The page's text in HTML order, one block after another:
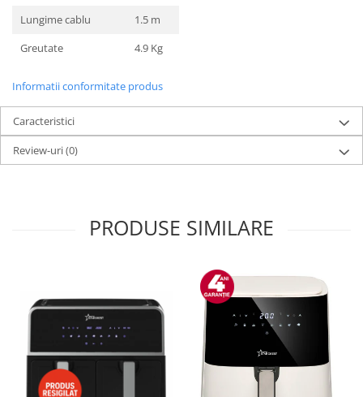
Lungime cablu
1.5 m
Greutate
4.9 Kg
Informatii conformitate produs
Caracteristici
Review-uri(0)
PRODUSE SIMILARE